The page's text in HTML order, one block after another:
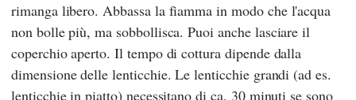
rimanga libero. Abbassa la fiamma in modo che l'acqua
non bolle più, ma sobbollisca. Puoi anche lasciare il
coperchio aperto. Il tempo di cottura dipende dalla
dimensione delle lenticchie. Le lenticchie grandi (ad es.
lenticchie in piatto) necessitano di ca. 30 minuti se sono